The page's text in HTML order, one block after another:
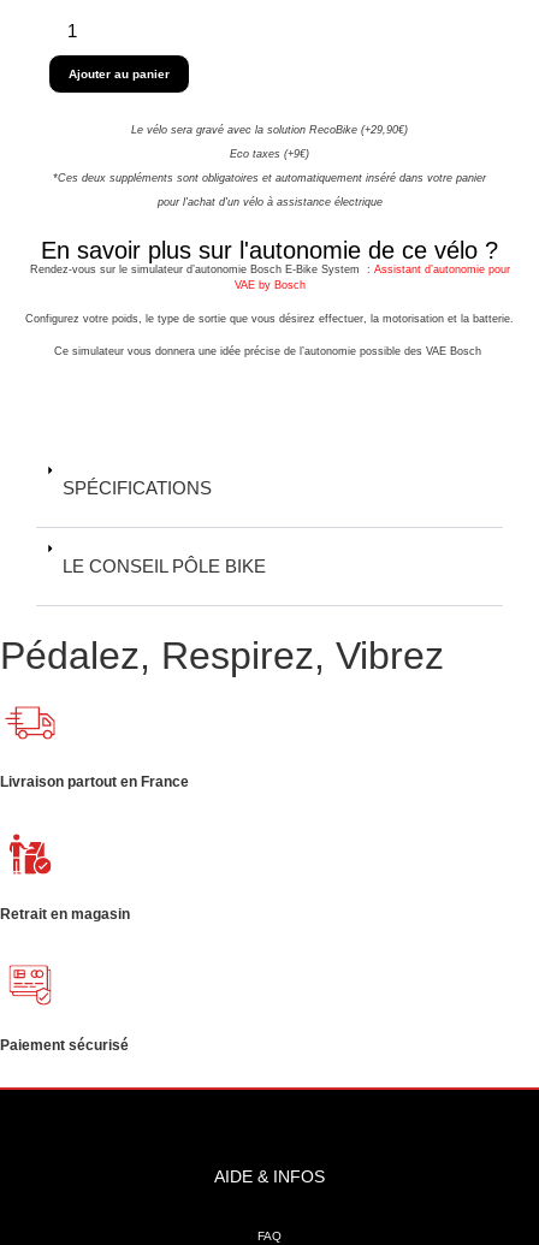
Ajouter au panier
Le vélo sera gravé avec la solution RecoBike (+29,90€)
Eco taxes (+9€)
*Ces deux suppléments sont obligatoires et automatiquement inséré dans votre panier
pour l'achat d'un vélo à assistance électrique
En savoir plus sur l'autonomie de ce vélo ?
Rendez-vous sur le simulateur d’autonomie Bosch E-Bike System : Assistant d’autonomie pour
VAE by Bosch
Configurez votre poids, le type de sortie que vous désirez effectuer, la motorisation et la batterie.
Ce simulateur vous donnera une idée précise de l’autonomie possible des VAE Bosch
SPÉCIFICATIONS
LE CONSEIL PÔLE BIKE
Pédalez, Respirez, Vibrez
Livraison partout en France
Retrait en magasin
Paiement sécurisé
AIDE & INFOS
FAQ